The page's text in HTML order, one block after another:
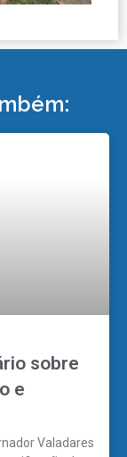
sobre
e
Valadares